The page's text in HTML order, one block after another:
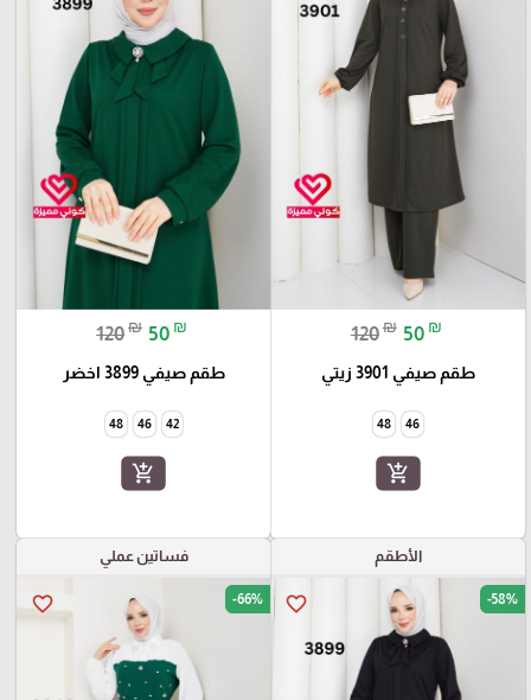
120₪ 50 ₪
طقم صيفي 3901 زيتي
46
48
add_shopping_cart
120₪ 50 ₪
طقم صيفي 3899 اخضر
42
46
48
add_shopping_cart
الأطقم
favorite_border -58%
فساتين عملي
favorite_border -66%